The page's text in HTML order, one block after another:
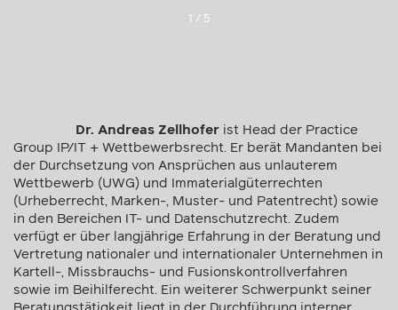
ON CONTENTIOUS STATE AID
2/5
Dr. Andreas Zellhofer
ist Head der Practice
Group IP/IT + Wettbewerbsrecht. Er berät Mandanten bei
der Durchsetzung von Ansprüchen aus unlauterem
Wettbewerb (UWG) und Immaterialgüterrechten